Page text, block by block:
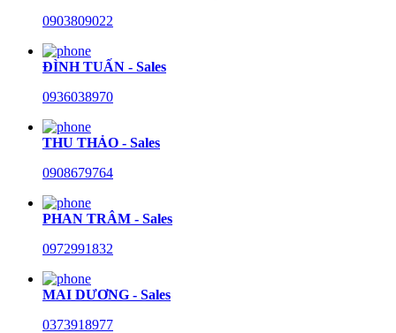
0903809022
ĐÌNH TUẤN - Sales
0936038970
THU THẢO - Sales
0908679764
PHAN TRÂM - Sales
0972991832
MAI DƯƠNG - Sales
0373918977